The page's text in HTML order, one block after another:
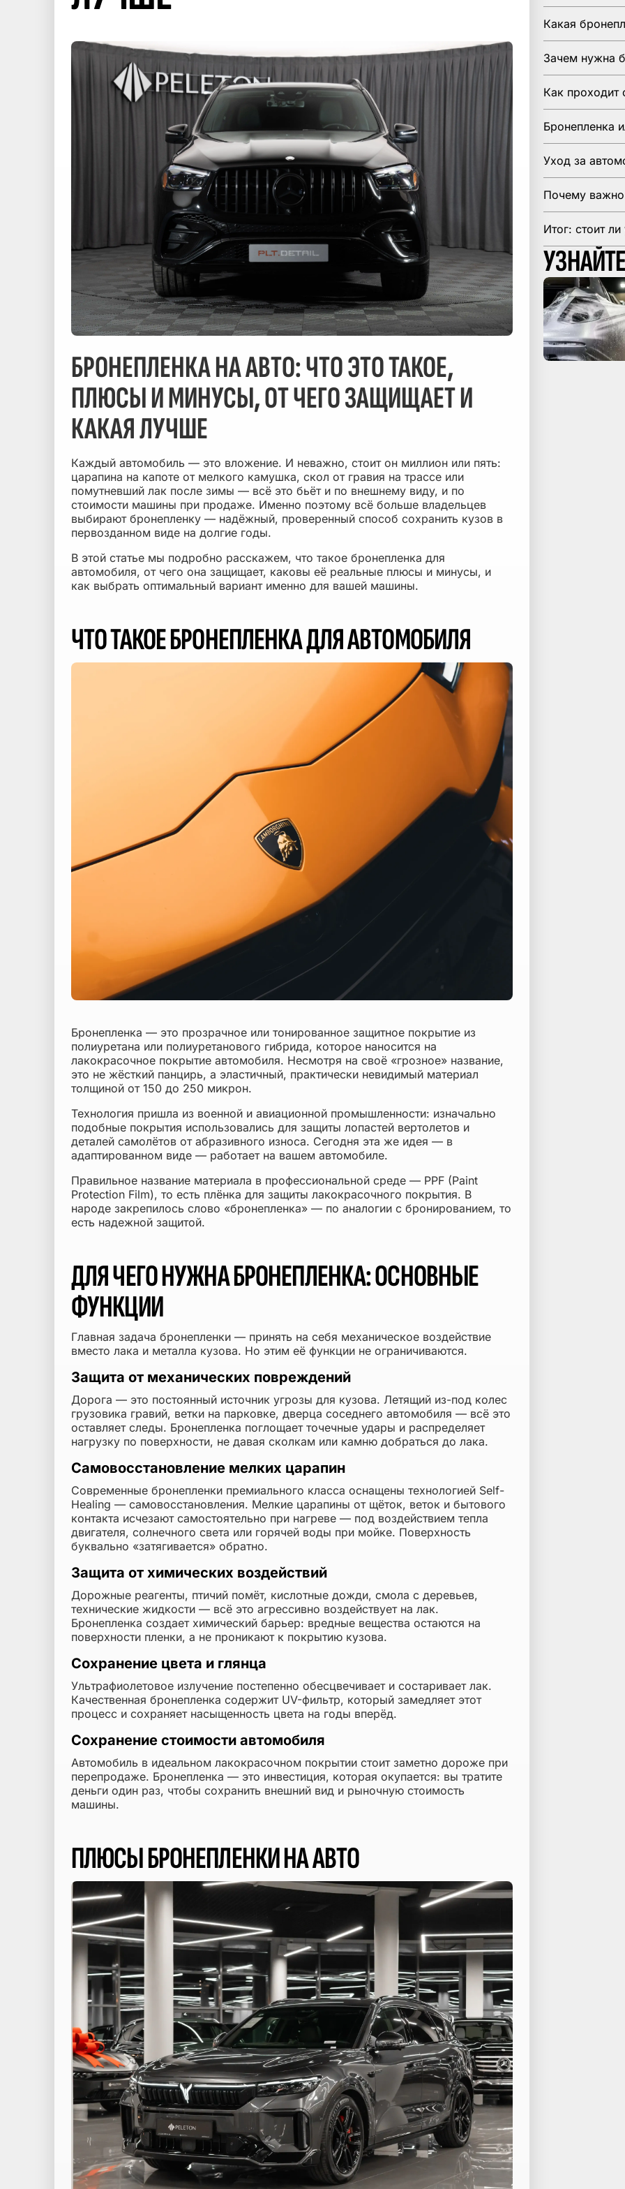
БРОНЕПЛЕНКА НА АВТО: ЧТО ЭТО ТАКОЕ,
ПЛЮСЫ И МИНУСЫ, ОТ ЧЕГО ЗАЩИЩАЕТ И
КАКАЯ ЛУЧШЕ
Каждый автомобиль — это вложение. И неважно, стоит он миллион или пять:
царапина на капоте от мелкого камушка, скол от гравия на трассе или
помутневший лак после зимы — всё это бьёт и по внешнему виду, и по
стоимости машины при продаже. Именно поэтому всё больше владельцев
выбирают бронепленку — надёжный, проверенный способ сохранить кузов в
первозданном виде на долгие годы.
В этой статье мы подробно расскажем, что такое бронепленка для
автомобиля, от чего она защищает, каковы её реальные плюсы и минусы, и
как выбрать оптимальный вариант именно для вашей машины.
ЧТО ТАКОЕ БРОНЕПЛЕНКА ДЛЯ АВТОМОБИЛЯ
Бронепленка — это прозрачное или тонированное защитное покрытие из
полиуретана или полиуретанового гибрида, которое наносится на
лакокрасочное покрытие автомобиля. Несмотря на своё «грозное» название,
это не жёсткий панцирь, а эластичный, практически невидимый материал
толщиной от 150 до 250 микрон.
Технология пришла из военной и авиационной промышленности: изначально
подобные покрытия использовались для защиты лопастей вертолетов и
деталей самолётов от абразивного износа. Сегодня эта же идея — в
адаптированном виде — работает на вашем автомобиле.
Правильное название материала в профессиональной среде — PPF (Paint
Protection Film), то есть плёнка для защиты лакокрасочного покрытия. В
народе закрепилось слово «бронепленка» — по аналогии с бронированием, то
есть надежной защитой.
ДЛЯ ЧЕГО НУЖНА БРОНЕПЛЕНКА: ОСНОВНЫЕ
ФУНКЦИИ
Главная задача бронепленки — принять на себя механическое воздействие
вместо лака и металла кузова. Но этим её функции не ограничиваются.
Защита от механических повреждений
Дорога — это постоянный источник угрозы для кузова. Летящий из-под колес
грузовика гравий, ветки на парковке, дверца соседнего автомобиля — всё это
оставляет следы. Бронепленка поглощает точечные удары и распределяет
нагрузку по поверхности, не давая сколкам или камню добраться до лака.
Самовосстановление мелких царапин
Современные бронепленки премиального класса оснащены технологией Self-
Healing — самовосстановления. Мелкие царапины от щёток, веток и бытового
контакта исчезают самостоятельно при нагреве — под воздействием тепла
двигателя, солнечного света или горячей воды при мойке. Поверхность
буквально «затягивается» обратно.
Защита от химических воздействий
Дорожные реагенты, птичий помёт, кислотные дожди, смола с деревьев,
технические жидкости — всё это агрессивно воздействует на лак.
Бронепленка создает химический барьер: вредные вещества остаются на
поверхности пленки, а не проникают к покрытию кузова.
Сохранение цвета и глянца
Ультрафиолетовое излучение постепенно обесцвечивает и состаривает лак.
Качественная бронепленка содержит UV-фильтр, который замедляет этот
процесс и сохраняет насыщенность цвета на годы вперёд.
Сохранение стоимости автомобиля
Автомобиль в идеальном лакокрасочном покрытии стоит заметно дороже при
перепродаже. Бронепленка — это инвестиция, которая окупается: вы тратите
деньги один раз, чтобы сохранить внешний вид и рыночную стоимость
машины.
ПЛЮСЫ БРОНЕПЛЕНКИ НА АВТО
Какая
Зачем нужна
Как проходит
Бронепленка
Уход за
Почему важно
Итог: стоит